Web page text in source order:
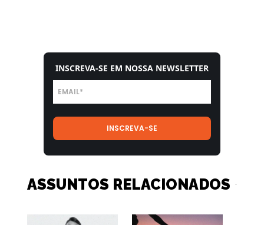
INSCREVA-SE EM NOSSA NEWSLETTER
ASSUNTOS RELACIONADOS